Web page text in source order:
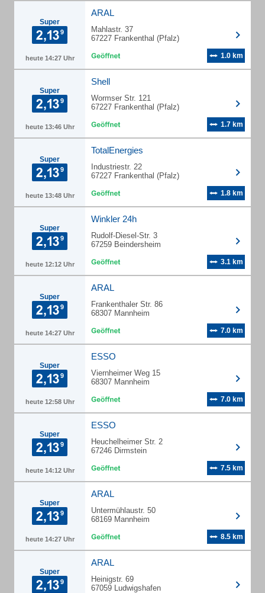
Super
heute 14:27 Uhr
ARAL
Mahlastr. 37
67227 Frankenthal (Pfalz)
1.0 km
Super
heute 13:46 Uhr
Shell
Wormser Str. 121
67227 Frankenthal (Pfalz)
1.7 km
Super
heute 13:48 Uhr
TotalEnergies
Industriestr. 22
67227 Frankenthal (Pfalz)
1.8 km
Super
heute 12:12 Uhr
Winkler 24h
Rudolf-Diesel-Str. 3
67259 Beindersheim
3.1 km
Super
heute 14:27 Uhr
ARAL
Frankenthaler Str. 86
68307 Mannheim
7.0 km
Super
heute 12:58 Uhr
ESSO
Viernheimer Weg 15
68307 Mannheim
7.0 km
Super
heute 14:12 Uhr
ESSO
Heuchelheimer Str. 2
67246 Dirmstein
7.5 km
Super
heute 14:27 Uhr
ARAL
Untermühlaustr. 50
68169 Mannheim
8.5 km
Super
ARAL
Heinigstr. 69
67059 Ludwigshafen